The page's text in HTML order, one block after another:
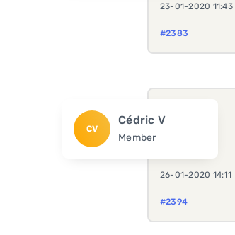
23-01-2020 11:43
#2383
CV
Cédric V
Member
26-01-2020 14:11
#2394